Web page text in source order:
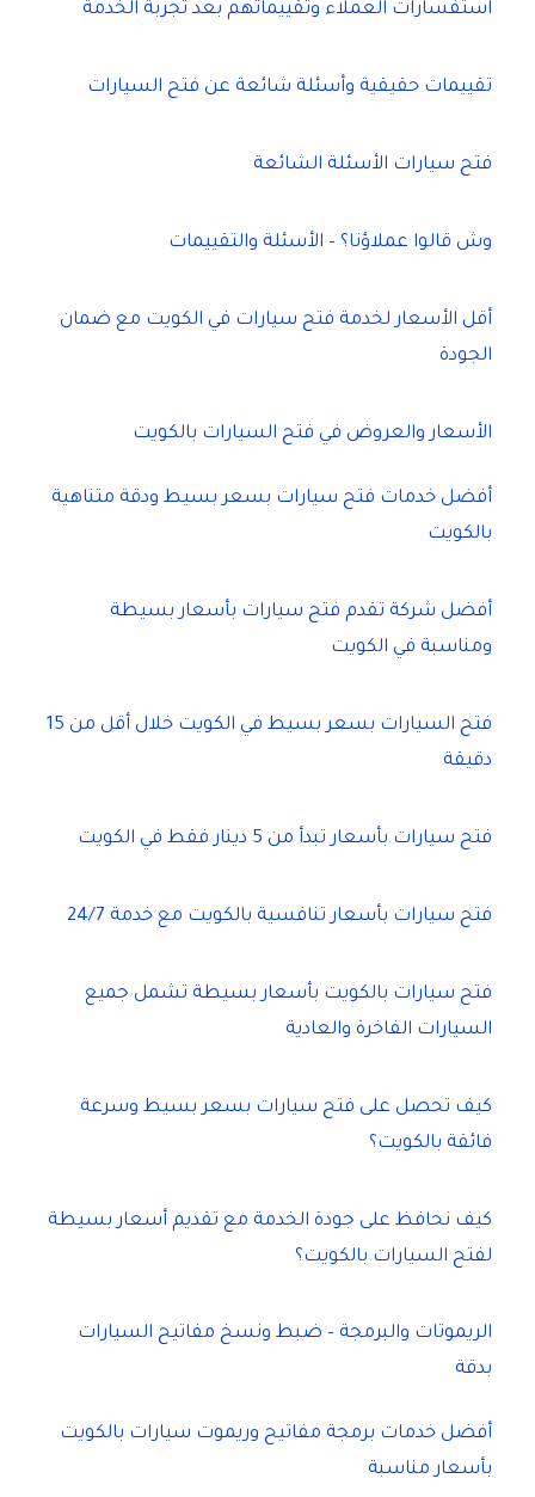
استفسارات العملاء وتقييماتهم بعد تجربة الخدمة
تقييمات حقيقية وأسئلة شائعة عن فتح السيارات
فتح سيارات الأسئلة الشائعة
وش قالوا عملاؤنا؟ – الأسئلة والتقييمات
أقل الأسعار لخدمة فتح سيارات في الكويت مع ضمان
الجودة
الأسعار والعروض في فتح السيارات بالكويت
أفضل خدمات فتح سيارات بسعر بسيط ودقة متناهية
بالكويت
أفضل شركة تقدم فتح سيارات بأسعار بسيطة
ومناسبة في الكويت
فتح السيارات بسعر بسيط في الكويت خلال أقل من 15
دقيقة
فتح سيارات بأسعار تبدأ من 5 دينار فقط في الكويت
فتح سيارات بأسعار تنافسية بالكويت مع خدمة 24/7
فتح سيارات بالكويت بأسعار بسيطة تشمل جميع
السيارات الفاخرة والعادية
كيف تحصل على فتح سيارات بسعر بسيط وسرعة
فائقة بالكويت؟
كيف نحافظ على جودة الخدمة مع تقديم أسعار بسيطة
لفتح السيارات بالكويت؟
الريموتات والبرمجة – ضبط ونسخ مفاتيح السيارات
بدقة
أفضل خدمات برمجة مفاتيح وريموت سيارات بالكويت
بأسعار مناسبة